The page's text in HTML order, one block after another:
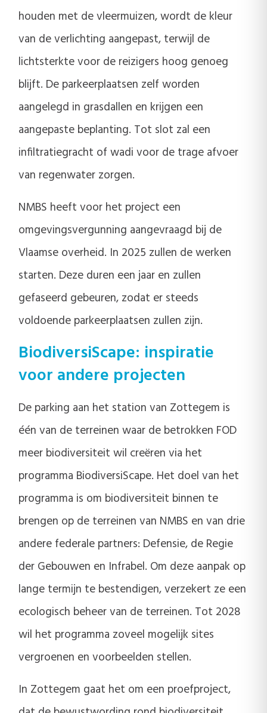
houden met de vleermuizen, wordt de kleur
van de verlichting aangepast, terwijl de
lichtsterkte voor de reizigers hoog genoeg
blijft. De parkeerplaatsen zelf worden
aangelegd in grasdallen en krijgen een
aangepaste beplanting. Tot slot zal een
infiltratiegracht of wadi voor de trage afvoer
van regenwater zorgen.
NMBS heeft voor het project een
omgevingsvergunning aangevraagd bij de
Vlaamse overheid. In 2025 zullen de werken
starten. Deze duren een jaar en zullen
gefaseerd gebeuren, zodat er steeds
voldoende parkeerplaatsen zullen zijn.
BiodiversiScape: inspiratie
voor andere projecten
De parking aan het station van Zottegem is
één van de terreinen waar de betrokken FOD
meer biodiversiteit wil creëren via het
programma BiodiversiScape. Het doel van het
programma is om biodiversiteit binnen te
brengen op de terreinen van NMBS en van drie
andere federale partners: Defensie, de Regie
der Gebouwen en Infrabel. Om deze aanpak op
lange termijn te bestendigen, verzekert ze een
ecologisch beheer van de terreinen. Tot 2028
wil het programma zoveel mogelijk sites
vergroenen en voorbeelden stellen.
In Zottegem gaat het om een proefproject,